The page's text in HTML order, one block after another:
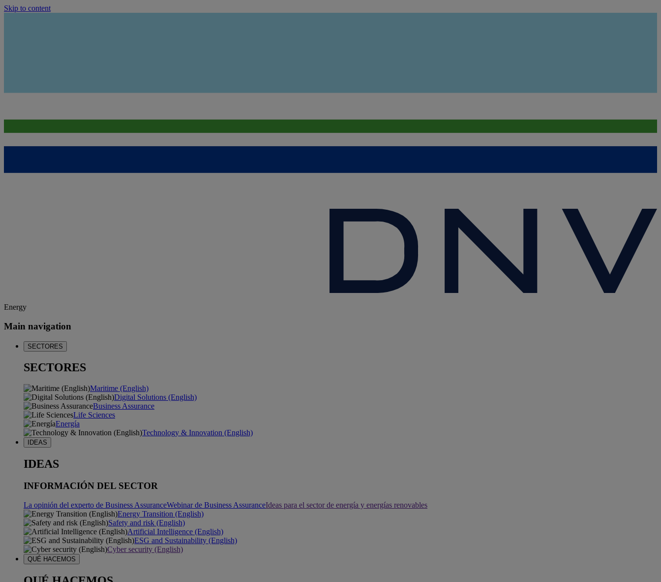
Skip to content
Energy
Main navigation
SECTORES
SECTORES
Maritime (English)
Digital Solutions (English)
Business Assurance
Life Sciences
Energía
Technology & Innovation (English)
IDEAS
IDEAS
INFORMACIÓN DEL SECTOR
La opinión del experto de Business AssuranceWebinar de Business AssuranceIdeas para el sector de energía y energías renovables
Energy Transition (English)
Safety and risk (English)
Artificial Intelligence (English)
ESG and Sustainability (English)
Cyber security (English)
QUÉ HACEMOS